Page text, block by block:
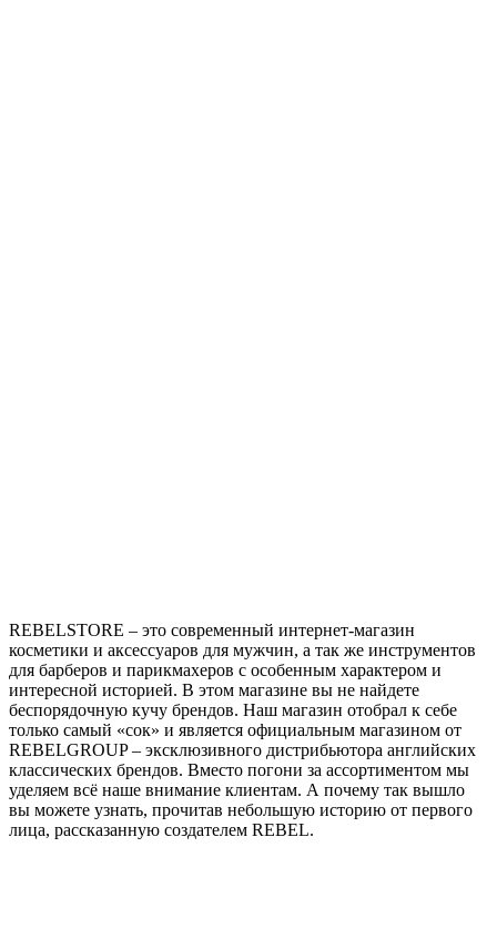
REBELSTORE – это современный интернет-магазин
косметики и аксессуаров для мужчин, а так же инструментов
для барберов и парикмахеров с особенным характером и
интересной историей. В этом магазине вы не найдете
беспорядочную кучу брендов. Наш магазин отобрал к себе
только самый «сок» и является официальным магазином от
REBELGROUP – эксклюзивного дистрибьютора английских
классических брендов. Вместо погони за ассортиментом мы
уделяем всё наше внимание клиентам. А почему так вышло
вы можете узнать, прочитав небольшую историю от первого
лица, рассказанную создателем REBEL.